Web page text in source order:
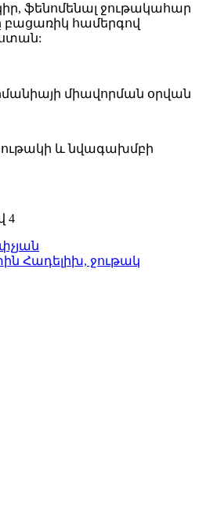
ֆենոմենալ ջութակահար
բացառիկ համերգով
միավորման օրվան
և նվագախմբի
4
Հադելիխ, ջութակ